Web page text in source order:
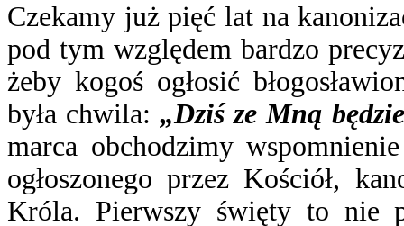
Czekamy już pięć lat na
pod tym względem bardzo
żeby kogoś ogłosić
była chwila:„Dziś ze Mną
marca obchodzimy
ogłoszonego przez Kościół,
Króla. Pierwszy święty to nie